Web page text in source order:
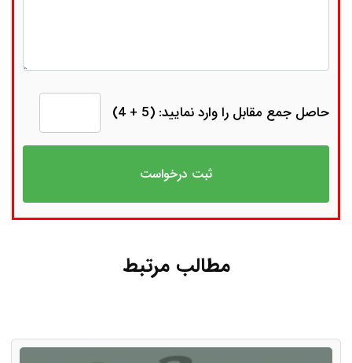
حاصل جمع مقابل را وارد نمایید: (5 + 4)
مطالب مرتبط